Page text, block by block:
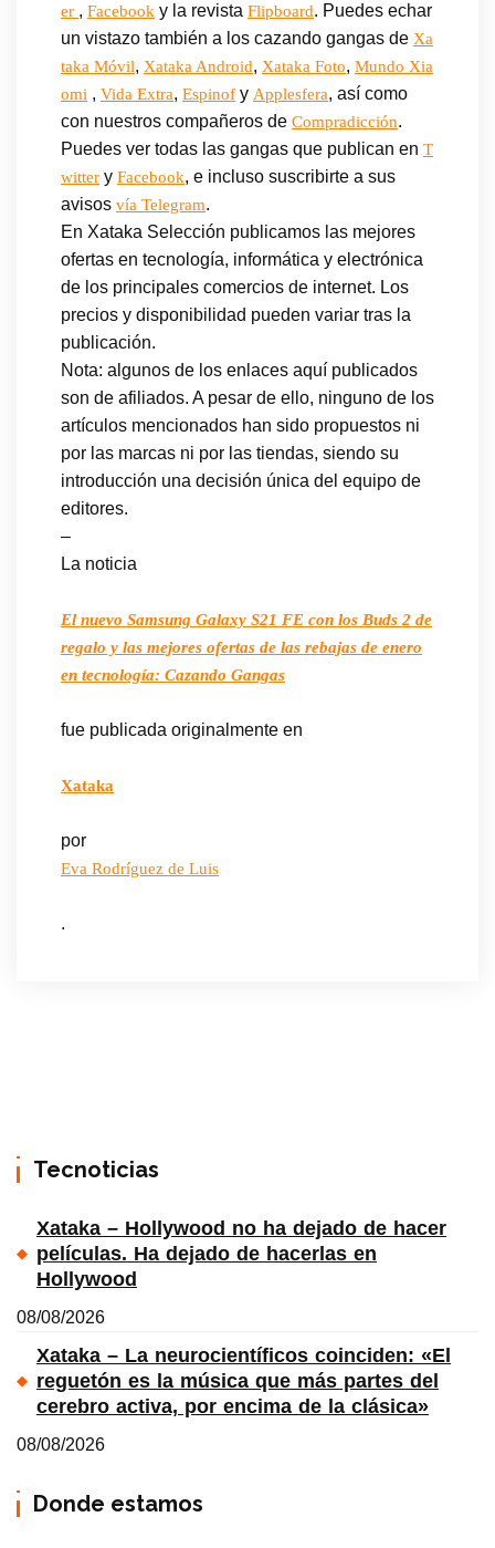
er , Facebook y la revista Flipboard. Puedes echar
un vistazo también a los cazando gangas de Xa
taka Móvil, Xataka Android, Xataka Foto, Mundo Xia
omi , Vida Extra, Espinof y Applesfera, así como
con nuestros compañeros de Compradicción.
Puedes ver todas las gangas que publican en T
witter y Facebook, e incluso suscribirte a sus
avisos vía Telegram.
En Xataka Selección publicamos las mejores
ofertas en tecnología, informática y electrónica
de los principales comercios de internet. Los
precios y disponibilidad pueden variar tras la
publicación.
Nota: algunos de los enlaces aquí publicados
son de afiliados. A pesar de ello, ninguno de los
artículos mencionados han sido propuestos ni
por las marcas ni por las tiendas, siendo su
introducción una decisión única del equipo de
editores.
–
La noticia
El nuevo Samsung Galaxy S21 FE con los Buds 2 de
regalo y las mejores ofertas de las rebajas de enero
en tecnología: Cazando Gangas
fue publicada originalmente en
Xataka
por
Eva Rodríguez de Luis
.
Tecnoticias
Xataka – Hollywood no ha dejado de hacer
películas. Ha dejado de hacerlas en
Hollywood
08/08/2026
Xataka – La neurocientíficos coinciden: «El
reguetón es la música que más partes del
cerebro activa, por encima de la clásica»
08/08/2026
Donde estamos